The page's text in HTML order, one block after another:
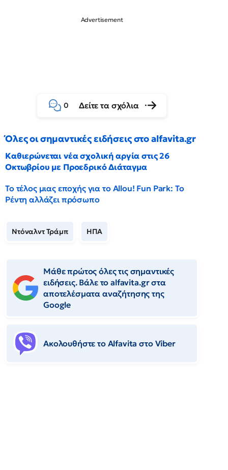
0 Δείτε τα σχόλια
Όλες οι σημαντικές ειδήσεις στο alfavita.gr
Καθιερώνεται νέα σχολική αργία στις 26
Οκτωβρίου με Προεδρικό Διάταγμα
Το τέλος μιας εποχής για το Allou! Fun Park: Το
Ρέντη αλλάζει πρόσωπο
Ντόναλντ Τράμπ ΗΠΑ
Μάθε πρώτος όλες τις σημαντικές
ειδήσεις. Βάλε το alfavita.gr στα
αποτελέσματα αναζήτησης της
Google
Ακολουθήστε το Αlfavita στο Viber